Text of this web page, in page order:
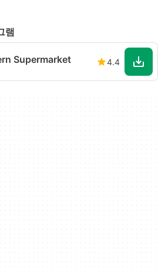
램
Supermarket 4.4